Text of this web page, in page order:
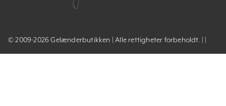
© 2009-2026 Gelænderbutikken | Alle rettigheter forbeholdt. | |